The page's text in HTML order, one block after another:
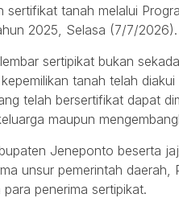
sertifikat tanah melalui
2025, Selasa (7/7/2026).
sertipikat bukan
tanah telah
telah bersertifikat dapat
maupun
Jeneponto beserta
unsur pemerintah daerah,
penerima sertipikat.